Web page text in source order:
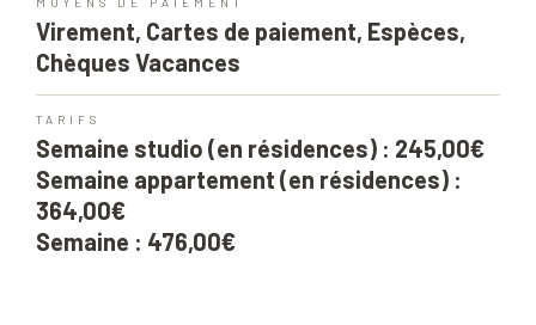
MOYENS DE PAIEMENT
Virement, Cartes de paiement, Espèces,
Chèques Vacances
TARIFS
Semaine studio (en résidences) : 245,00€
Semaine appartement (en résidences) :
364,00€
Semaine : 476,00€